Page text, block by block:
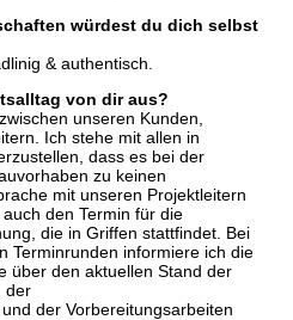
würdest du dich selbst
& authentisch.
von dir aus?
unseren Kunden,
Ich stehe mit allen in
dass es bei der
zu keinen
mit unseren Projektleitern
den Termin für die
die in Griffen stattfindet. Bei
Terminrunden informiere ich die
über den aktuellen Stand der
der
der Vorbereitungsarbeiten